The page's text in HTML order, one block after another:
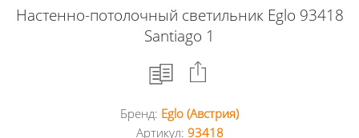
Настенно-потолочный светильник Eglo 93418
Santiago 1
Facebook
Бренд: Eglo (Австрия)
Артикул: 93418